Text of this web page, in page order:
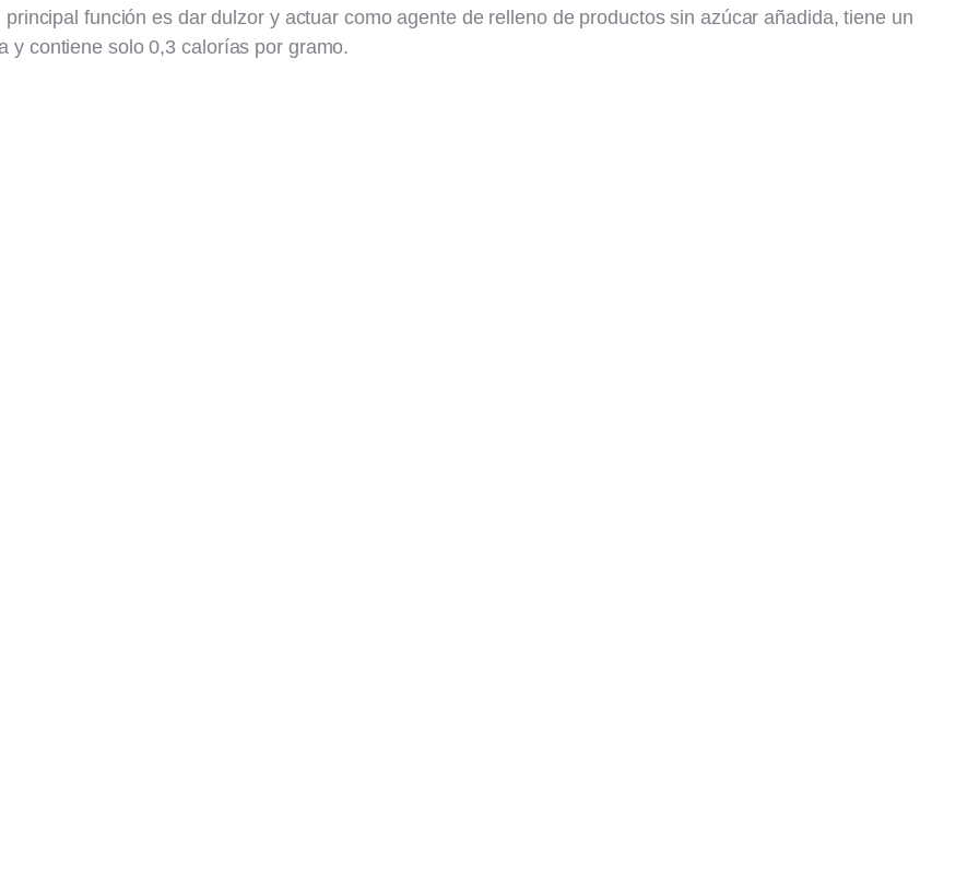
función es dar dulzor y actuar como agente de relleno de productos sin azúcar añadida, tiene un
y contiene solo 0,3 calorías por gramo.